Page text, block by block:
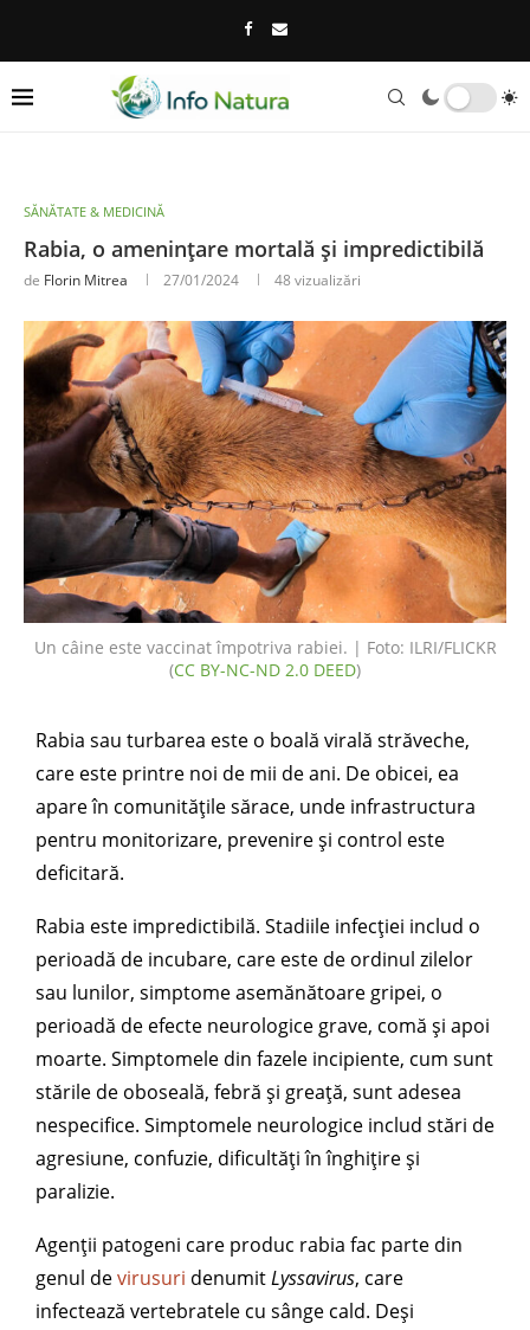
SĂNĂTATE & MEDICINĂ
Rabia, o amenințare mortală și impredictibilă
de Florin Mitrea 27/01/2024 48 vizualizări
Un câine este vaccinat împotriva rabiei. | Foto: ILRI/FLICKR
(CC BY-NC-ND 2.0 DEED)
Rabia sau turbarea este o boală virală străveche,
care este printre noi de mii de ani. De obicei, ea
apare în comunitățile sărace, unde infrastructura
pentru monitorizare, prevenire și control este
deficitară.
Rabia este impredictibilă. Stadiile infecției includ o
perioadă de incubare, care este de ordinul zilelor
sau lunilor, simptome asemănătoare gripei, o
perioadă de efecte neurologice grave, comă și apoi
moarte. Simptomele din fazele incipiente, cum sunt
stările de oboseală, febră și greață, sunt adesea
nespecifice. Simptomele neurologice includ stări de
agresiune, confuzie, dificultăți în înghițire și
paralizie.
Agenții patogeni care produc rabia fac parte din
genul devirusuri denumitLyssavirus, care
infectează vertebratele cu sânge cald. Deși